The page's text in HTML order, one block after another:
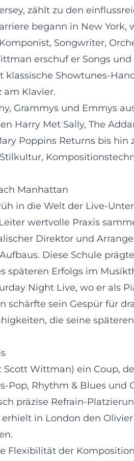
zählt zu den
begann in New York,
Songwriter,
erschuf er Songs
klassische Showtunes-
am Klavier.
Grammys und Emmys
Harry Met Sally, The
Poppins Returns bis
Manhattan
in die Welt der Live-
wertvolle Praxis
Direktor und
Diese Schule
späteren Erfolgs im
Night Live, wo er als
sein Gespür für
die seine
Wittman) ein Coup,
Rhythm & Blues und
präzise Refrain-
in London den
Flexibilität der